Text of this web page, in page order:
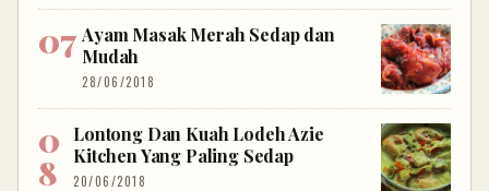
Ayam Masak Merah Sedap dan
Mudah
28/06/2018
Lontong Dan Kuah Lodeh Azie
Kitchen Yang Paling Sedap
20/06/2018